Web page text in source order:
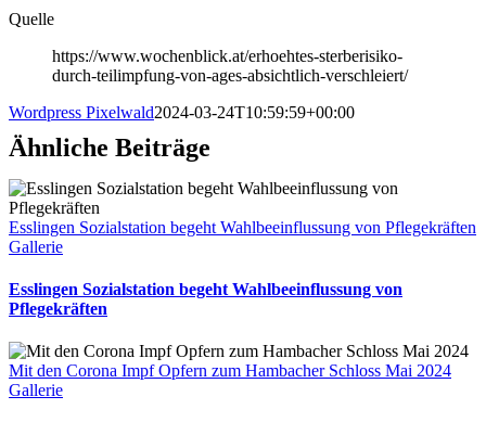
Quelle
https://www.wochenblick.at/erhoehtes-sterberisiko-
durch-teilimpfung-von-ages-absichtlich-verschleiert/
Wordpress Pixelwald2024-03-24T10:59:59+00:00
Ähnliche Beiträge
Esslingen Sozialstation begeht Wahlbeeinflussung von Pflegekräften
Gallerie
Esslingen Sozialstation begeht Wahlbeeinflussung von
Pflegekräften
Mit den Corona Impf Opfern zum Hambacher Schloss Mai 2024
Gallerie